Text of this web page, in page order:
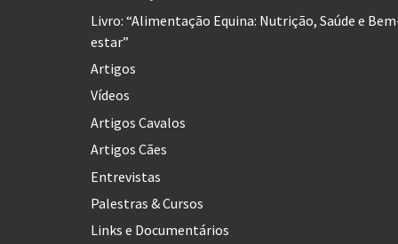
Livro: “Alimentação Equina: Nutrição, Saúde e
estar”
Artigos
Vídeos
Artigos Cavalos
Artigos Cães
Entrevistas
Palestras & Cursos
Links e Documentários